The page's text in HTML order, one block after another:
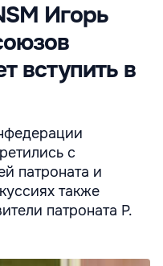
Игорь
вступить в
с
патроната и
также
патроната Р.